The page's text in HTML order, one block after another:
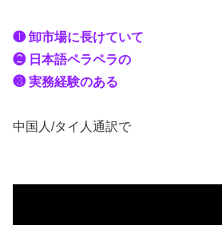
❶ 卸市場に長けていて
❷ 日本語ペラペラの
❸ 実務経験のある
中国人/タイ人通訳で